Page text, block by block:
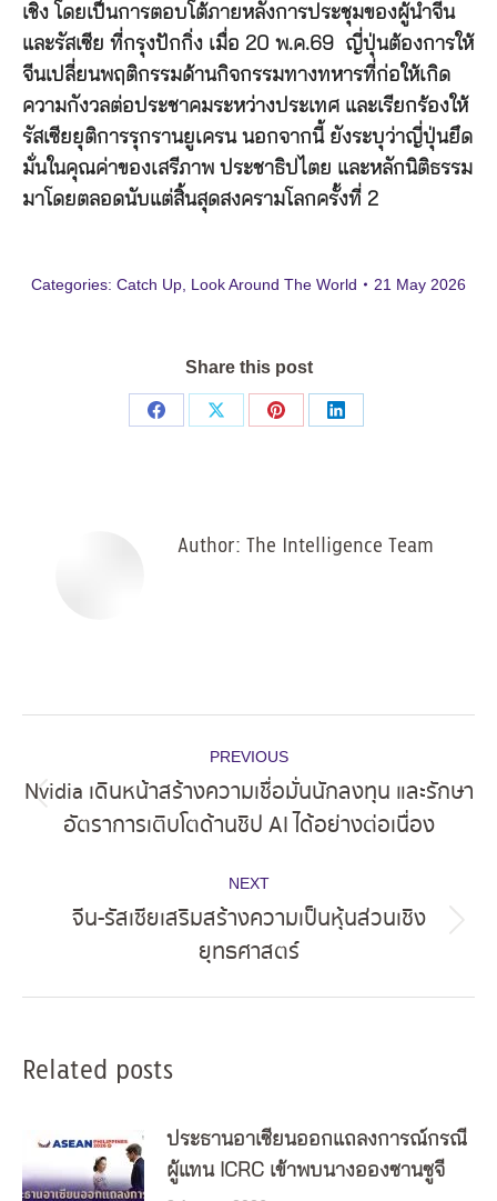
เชิง โดยเป็นการตอบโต้ภายหลังการประชุมของผู้นำจีน
และรัสเซีย ที่กรุงปักกิ่ง เมื่อ 20 พ.ค.69 ญี่ปุ่นต้องการให้
จีนเปลี่ยนพฤติกรรมด้านกิจกรรมทางทหารที่ก่อให้เกิด
ความกังวลต่อประชาคมระหว่างประเทศ และเรียกร้องให้
รัสเซียยุติการรุกรานยูเครน นอกจากนี้ ยังระบุว่าญี่ปุ่นยึด
มั่นในคุณค่าของเสรีภาพ ประชาธิปไตย และหลักนิติธรรม
มาโดยตลอดนับแต่สิ้นสุดสงครามโลกครั้งที่ 2
Categories: Catch Up Look Around The World 21 May 2026
Share this post
Share
Share
Share
Share
Author: The Intelligence Team
navigation
PREVIOUS
Previous
post:
Nvidia เดินหน้าสร้างความเชื่อมั่นนักลงทุน และรักษา
อัตราการเติบโตด้านชิป AI ได้อย่างต่อเนื่อง
NEXT
post:
จีน-รัสเซียเสริมสร้างความเป็นหุ้นส่วนเชิง
ยุทธศาสตร์
Related posts
ประธานอาเซียนออกแถลงการณ์กรณี
ผู้แทน ICRC เข้าพบนางอองซานซูจี